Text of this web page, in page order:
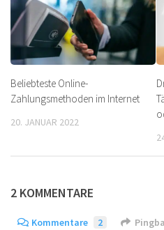
Beliebteste Online-
Zahlungsmethoden im Internet
20. JANUAR 2022
2 KOMMENTARE
Kommentare 2